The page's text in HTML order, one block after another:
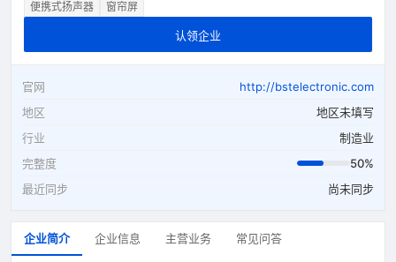
便携式扬声器
窗帘屏
认领企业
官网
http://bstelectronic.com
地区
地区未填写
行业
制造业
完整度
50%
最近同步
尚未同步
企业简介 企业信息 主营业务 常见问答